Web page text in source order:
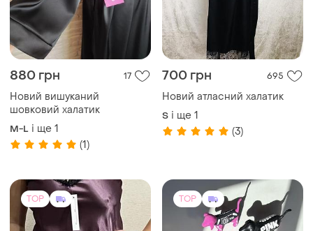
880 грн 17
Новий вишуканий
шовковий халатик
M-L і ще 1
(1)
700 грн 695
Новий атласний халатик
S і ще 1
(3)
TOP TOP